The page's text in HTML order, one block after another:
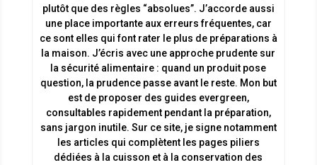
plutôt que des règles “absolues”. J’accorde aussi
une place importante aux erreurs fréquentes, car
ce sont elles qui font rater le plus de préparations à
la maison. J’écris avec une approche prudente sur
la sécurité alimentaire : quand un produit pose
question, la prudence passe avant le reste. Mon but
est de proposer des guides evergreen,
consultables rapidement pendant la préparation,
sans jargon inutile. Sur ce site, je signe notamment
les articles qui complètent les pages piliers
dédiées à la cuisson et à la conservation des